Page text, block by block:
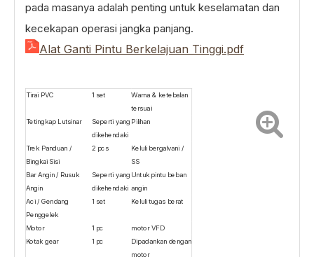
pada masanya adalah penting untuk keselamatan dan
kecekapan operasi jangka panjang.
Alat Ganti Pintu Berkelajuan Tinggi.pdf
Tirai PVC 1 set
Warna & ketebalan
tersuai
Tetingkap Lutsinar
Seperti yang
dikehendaki
Pilihan
Trek Panduan /
Bingkai Sisi
2 pcs
Keluli bergalvani /
SS
Bar Angin / Rusuk
Angin
Seperti yang
dikehendaki
Untuk pintu beban
angin
Aci / Gendang
Penggelek
1 set Keluli tugas berat
Motor 1 pc
motor VFD
Kotak gear
1 pc
Dipadankan dengan
motor